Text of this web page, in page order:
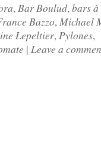
,Bar Boulud,bars
Bazzo,Michael
Lepeltier,Pylones,
| Leave a